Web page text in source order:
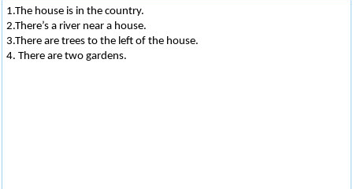
1.The house is in the country.
2.There’s a river near a house.
3.There are trees to the left of the house.
4. There are two gardens.